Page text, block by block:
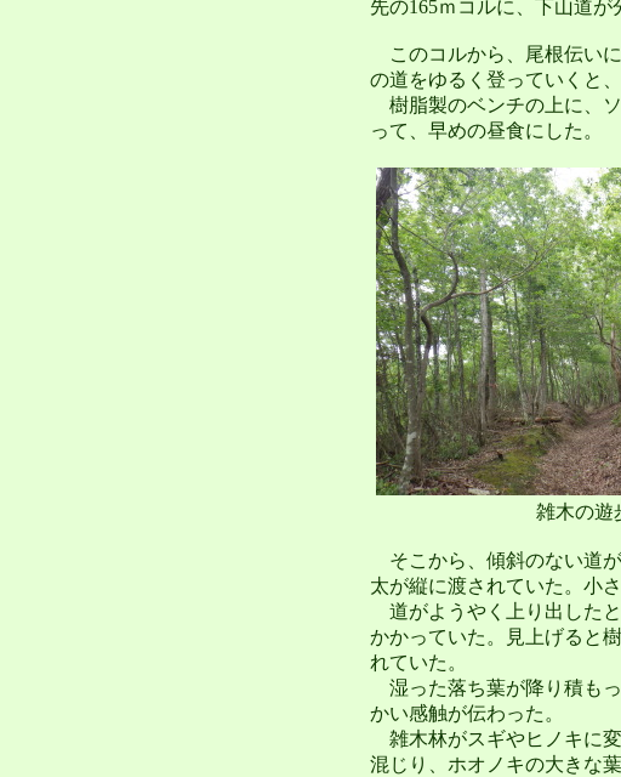
先の165ｍコルに、下山道が
このコルから、尾根伝い
の道をゆるく登っていくと
樹脂製のベンチの上に、
って、早めの昼食にした。
雑木の遊
そこから、傾斜のない道
太が縦に渡されていた。小
道がようやく上り出した
かかっていた。見上げると
れていた。
湿った落ち葉が降り積も
かい感触が伝わった。
雑木林がスギやヒノキに
混じり、ホオノキの大きな